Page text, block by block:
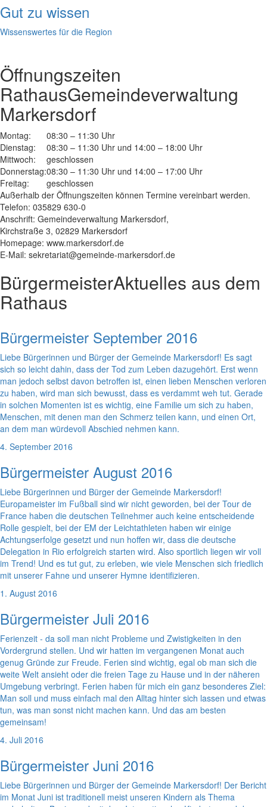
Gut zu wissen
Wissenswertes für die Region
Öffnungszeiten
RathausGemeindeverwaltung
Markersdorf
Montag:
08:30 – 11:30 Uhr
Dienstag:
08:30 – 11:30 Uhr und 14:00 – 18:00 Uhr
Mittwoch:
geschlossen
Donnerstag:08:30 – 11:30 Uhr und 14:00 – 17:00 Uhr
Freitag:
geschlossen
Außerhalb der Öffnungszeiten können Termine vereinbart werden.
Telefon: 035829 630-0
Anschrift: Gemeindeverwaltung Markersdorf,
Kirchstraße 3, 02829 Markersdorf
Homepage: www.markersdorf.de
E-Mail: sekretariat@gemeinde-markersdorf.de
BürgermeisterAktuelles aus dem
Rathaus
Bürgermeister September 2016
Liebe Bürgerinnen und Bürger der Gemeinde Markersdorf! Es sagt
sich so leicht dahin, dass der Tod zum Leben dazugehört. Erst wenn
man jedoch selbst davon betroffen ist, einen lieben Menschen verloren
zu haben, wird man sich bewusst, dass es verdammt weh tut. Gerade
in solchen Momenten ist es wichtig, eine Familie um sich zu haben,
Menschen, mit denen man den Schmerz teilen kann, und einen Ort,
an dem man würdevoll Abschied nehmen kann.
4. September 2016
Bürgermeister August 2016
Liebe Bürgerinnen und Bürger der Gemeinde Markersdorf!
Europameister im Fußball sind wir nicht geworden, bei der Tour de
France haben die deutschen Teilnehmer auch keine entscheidende
Rolle gespielt, bei der EM der Leichtathleten haben wir einige
Achtungserfolge gesetzt und nun hoffen wir, dass die deutsche
Delegation in Rio erfolgreich starten wird. Also sportlich liegen wir voll
im Trend! Und es tut gut, zu erleben, wie viele Menschen sich friedlich
mit unserer Fahne und unserer Hymne identifizieren.
1. August 2016
Bürgermeister Juli 2016
Ferienzeit - da soll man nicht Probleme und Zwistigkeiten in den
Vordergrund stellen. Und wir hatten im vergangenen Monat auch
genug Gründe zur Freude. Ferien sind wichtig, egal ob man sich die
weite Welt ansieht oder die freien Tage zu Hause und in der näheren
Umgebung verbringt. Ferien haben für mich ein ganz besonderes Ziel:
Man soll und muss einfach mal den Alltag hinter sich lassen und etwas
tun, was man sonst nicht machen kann. Und das am besten
gemeinsam!
4. Juli 2016
Bürgermeister Juni 2016
Liebe Bürgerinnen und Bürger der Gemeinde Markersdorf! Der Bericht
im Monat Juni ist traditionell meist unseren Kindern als Thema